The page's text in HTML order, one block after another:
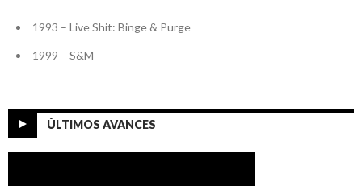
1993 – Live Shit: Binge & Purge
1999 – S&M
ÚLTIMOS AVANCES